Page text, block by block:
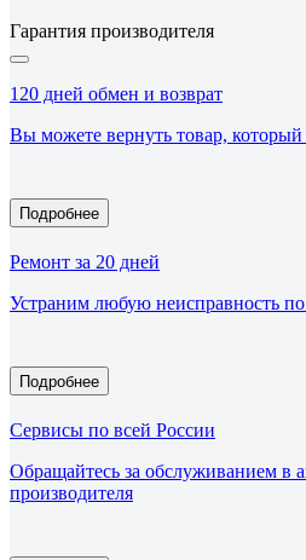
Гарантия производителя
120 дней обмен и возврат
Вы можете вернуть товар,
Подробнее
Ремонт за 20 дней
Устраним любую неисправность
Подробнее
Сервисы по всей России
Обращайтесь за обслуживанием в
производителя